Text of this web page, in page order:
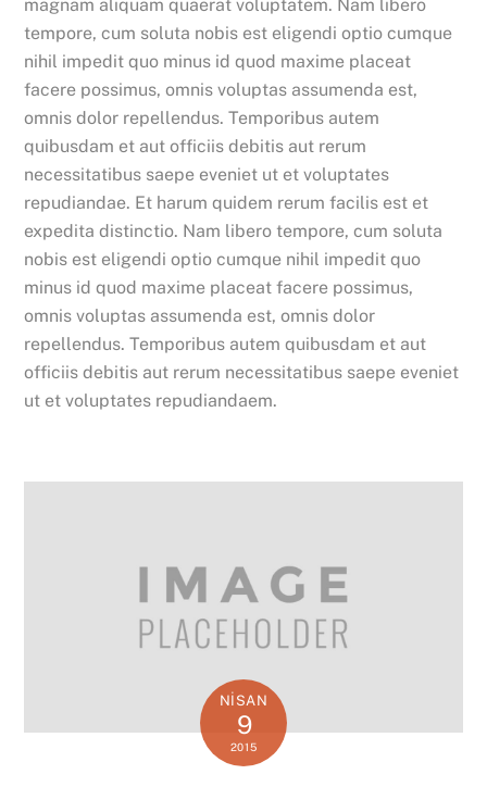
magnam aliquam quaerat voluptatem. Nam libero
tempore, cum soluta nobis est eligendi optio cumque
nihil impedit quo minus id quod maxime placeat
facere possimus, omnis voluptas assumenda est,
omnis dolor repellendus. Temporibus autem
quibusdam et aut officiis debitis aut rerum
necessitatibus saepe eveniet ut et voluptates
repudiandae. Et harum quidem rerum facilis est et
expedita distinctio. Nam libero tempore, cum soluta
nobis est eligendi optio cumque nihil impedit quo
minus id quod maxime placeat facere possimus,
omnis voluptas assumenda est, omnis dolor
repellendus. Temporibus autem quibusdam et aut
officiis debitis aut rerum necessitatibus saepe eveniet
ut et voluptates repudiandaem.
NISAN
9
2015